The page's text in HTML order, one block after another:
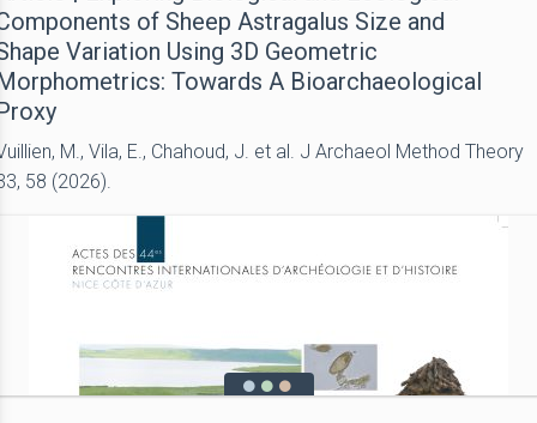
of Sheep Astragalus Size and
Variation Using 3D Geometric
Towards A Bioarchaeological
M., Vila, E., Chahoud, J. et al. J Archaeol Method Theory
58 (2026).